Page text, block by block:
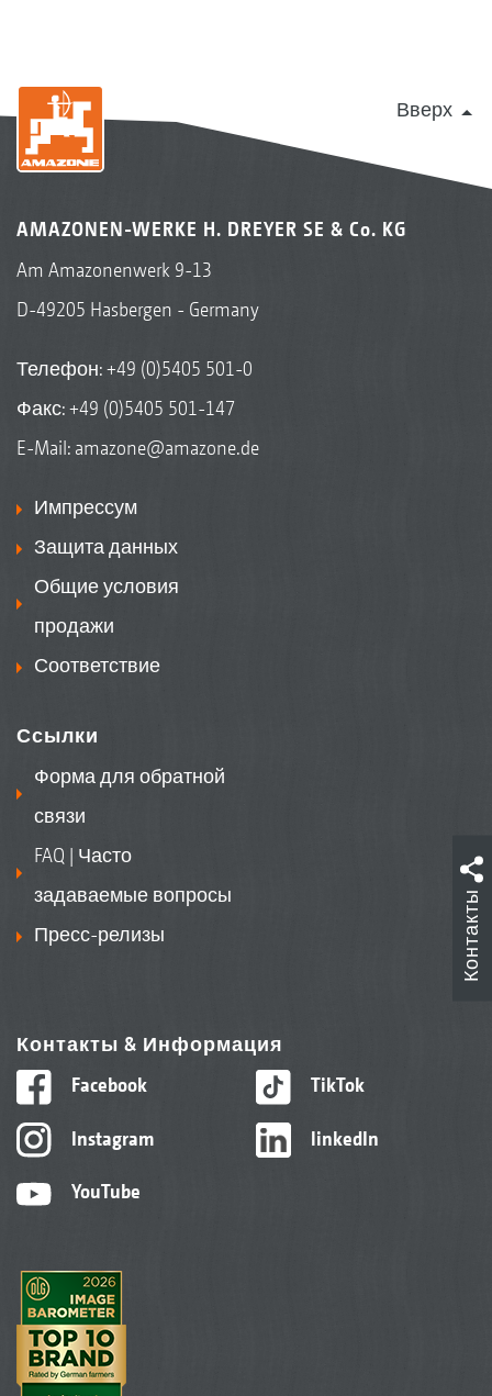
Вверх
AMAZONEN-WERKE H. DREYER SE & Co. KG
Am Amazonenwerk 9-13
D-49205 Hasbergen - Germany
Телефон:+49 (0)5405 501-0
Факс: +49 (0)5405 501-147
E-Mail: amazone@amazone.de
Импрессум
Защита данных
Общие условия
продажи
Соответствие
Ссылки
Форма для обратной
связи
FAQ | Часто
задаваемые вопросы
Пресс-релизы
Контакты & Информация
Facebook
Instagram
YouTube
TikTok
linkedIn
Контакты